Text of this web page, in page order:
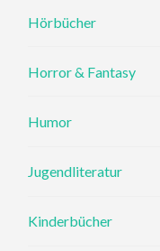
Hörbücher
Horror & Fantasy
Humor
Jugendliteratur
Kinderbücher